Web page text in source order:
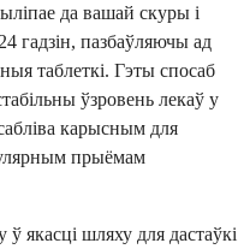
да вашай скуры і
гадзін, пазбаўляючы ад
таблеткі. Гэты спосаб
ўзровень лекаў у
карысным для
прыёмам
якасці шляху для дастаўкі